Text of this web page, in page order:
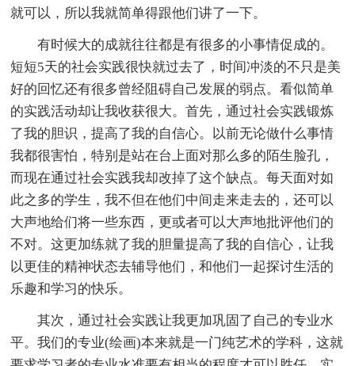
就可以，所以我就简单得跟他们讲了一下。
有时候大的成就往往都是有很多的小事情促成的。
短短5天的社会实践很快就过去了，时间冲淡的不只是美
好的回忆还有很多曾经阻碍自己发展的弱点。看似简单
的实践活动却让我收获很大。首先，通过社会实践锻炼
了我的胆识，提高了我的自信心。以前无论做什么事情
我都很害怕，特别是站在台上面对那么多的陌生脸孔，
而现在通过社会实践我却改掉了这个缺点。每天面对如
此之多的学生，我不但在他们中间走来走去的，还可以
大声地给们将一些东西，更或者可以大声地批评他们的
不对。这更加练就了我的胆量提高了我的自信心，让我
以更佳的精神状态去辅导他们，和他们一起探讨生活的
乐趣和学习的快乐。
其次，通过社会实践让我更加巩固了自己的专业水
平。我们的专业(绘画)本来就是一门纯艺术的学科，这就